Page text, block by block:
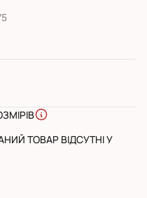
ТОВАР ВІДСУТНІ У